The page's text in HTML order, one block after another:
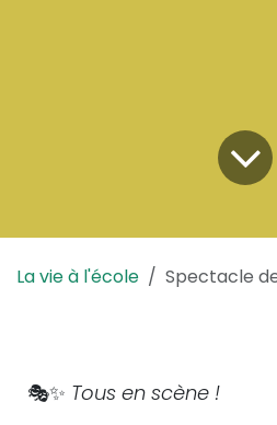
La vie à l'école Spectacle
🎭✨ Tous en scène !